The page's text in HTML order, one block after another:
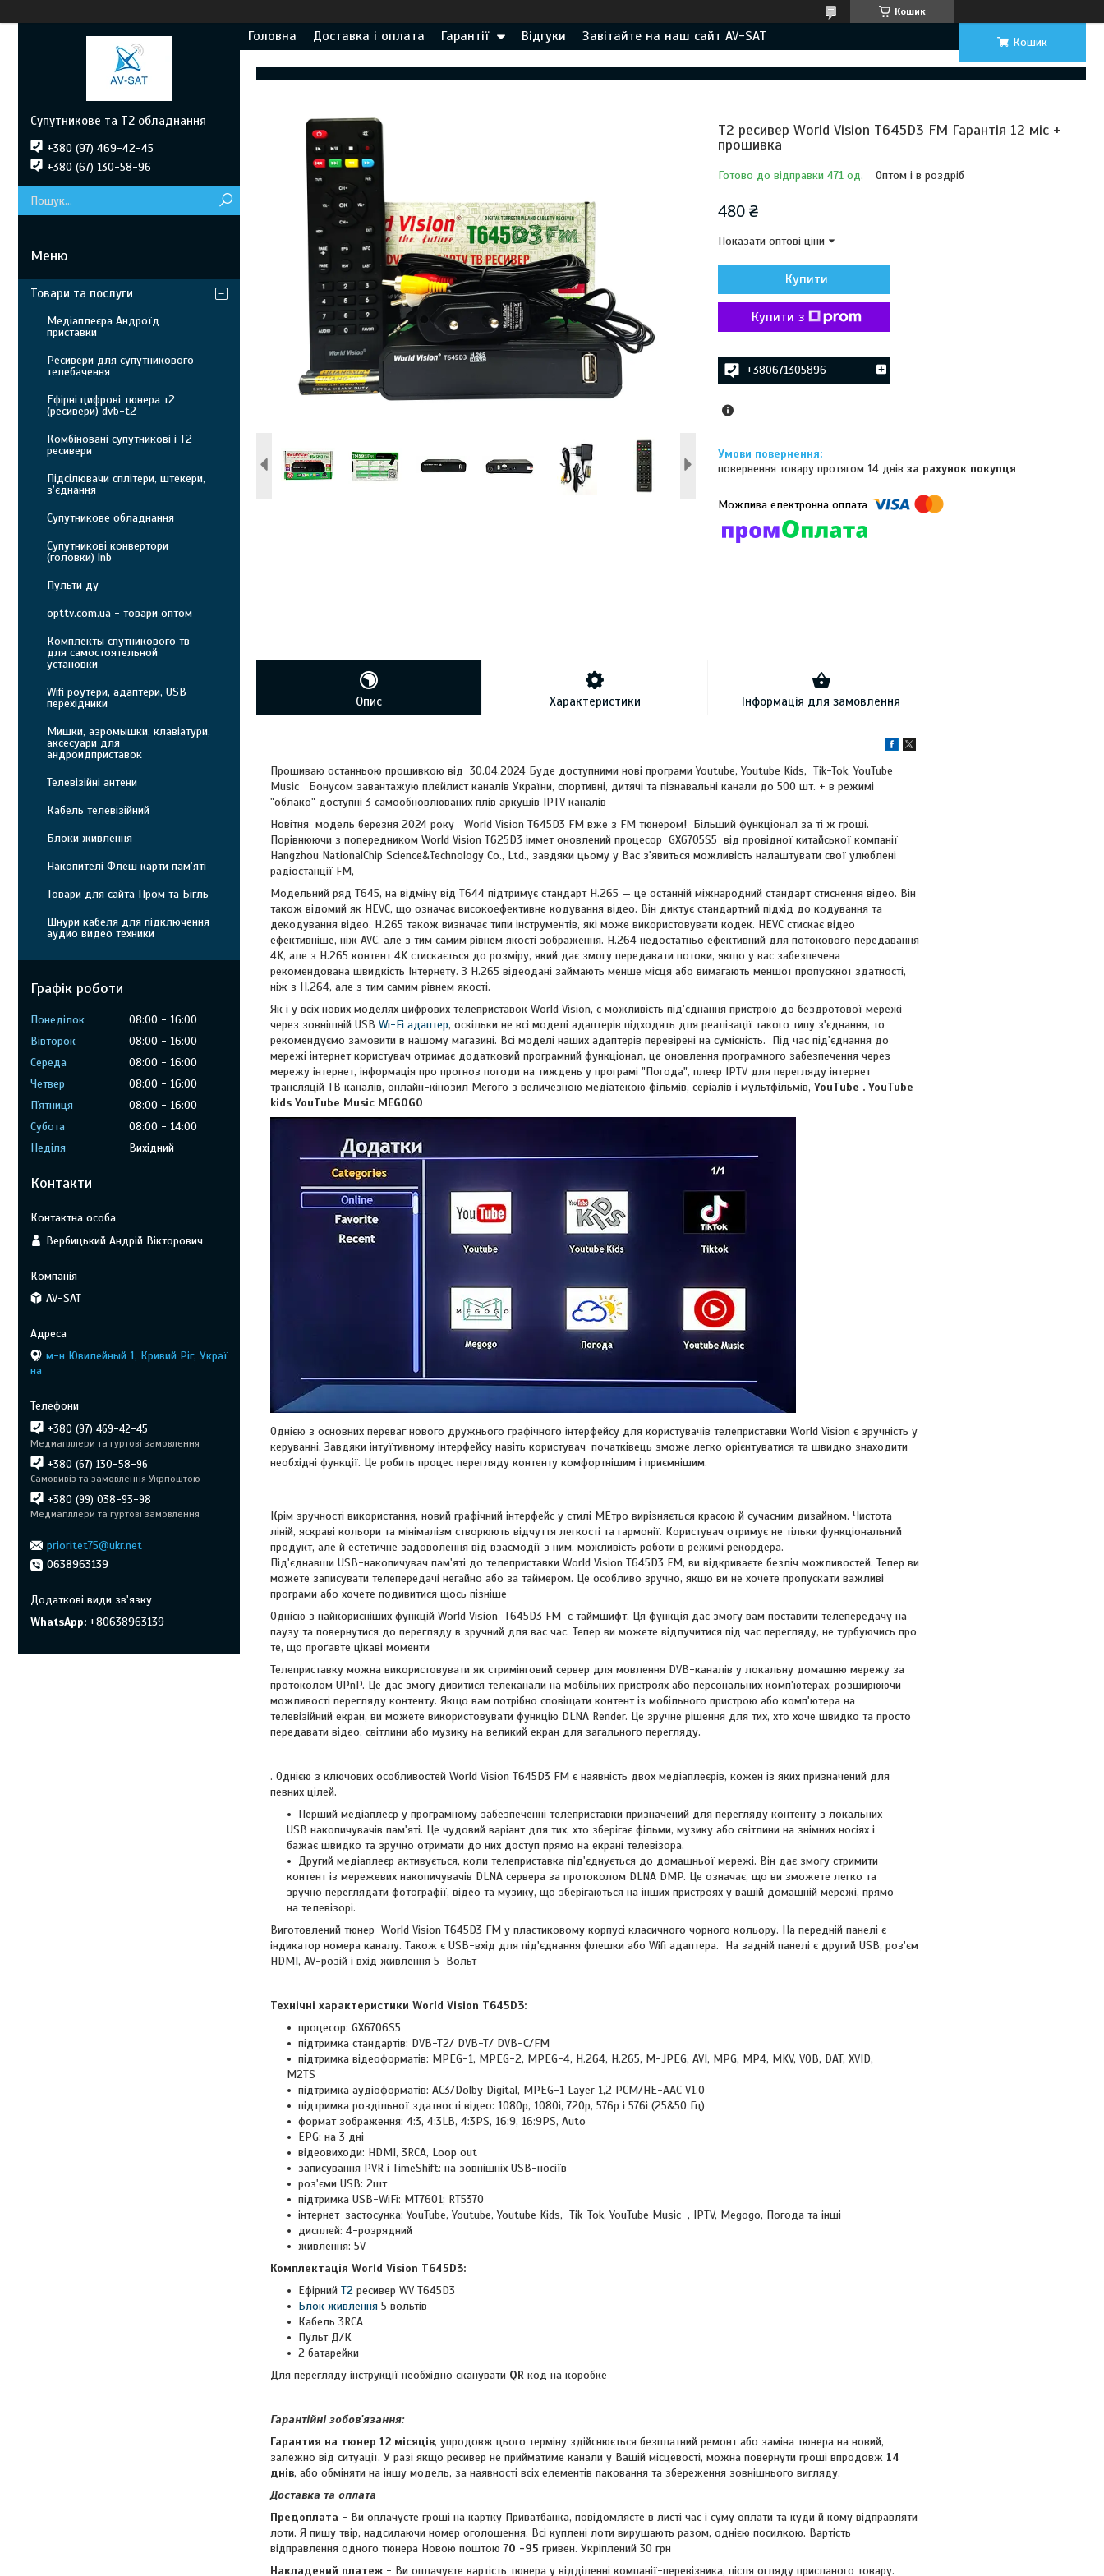
Кошик
Головна Доставка і оплата Гарантії Відгуки Завітайте на наш сайт AV-SAT Кошик
Т2 ресивер World Vision T645D3 FM Гарантія 12 міс +
прошивка
Готово до відправки 471 од. Оптом і в роздріб
480 ₴
Показати оптові ціни
Купити
Купити з
+380671305896
повернення товару протягом 14 днівза рахунок покупця
Опис Характеристики Інформація для замовлення
Прошиваю останньою прошивкою від 30.04.2024 Буде доступними нові програми Youtube, Youtube Kids, Tik-Tok, YouTube
Music Бонусом завантажую плейлист каналів України, спортивні, дитячі та пізнавальні канали до 500 шт. + в режимі
"облако" доступні 3 самообновлюваних плів аркушів IPTV каналів
Новітня модель березня 2024 року World Vision T645D3 FM вже з FM тюнером! Більший функціонал за ті ж гроші.
Порівнюючи з попередником World Vision T625D3 іммет оновлений процесор GX6705S5 від провідної китайської компанії
Hangzhou NationalChip Science&Technology Co., Ltd., завдяки цьому у Вас з'явиться можливість налаштувати свої улюблені
радіостанції FM,
Модельний ряд T645, на відміну від T644 підтримує стандарт H.265 — це останній міжнародний стандарт стиснення відео. Він
також відомий як HEVC, що означає високоефективне кодування відео. Він диктує стандартний підхід до кодування та
декодування відео. H.265 також визначає типи інструментів, які може використовувати кодек. HEVC стискає відео
ефективніше, ніж AVC, але з тим самим рівнем якості зображення. H.264 недостатньо ефективний для потокового передавання
4K, але з H.265 контент 4K стискається до розміру, який дає змогу передавати потоки, якщо у вас забезпечена
рекомендована швидкість Інтернету. З H.265 відеодані займають менше місця або вимагають меншої пропускної здатності,
ніж з H.264, але з тим самим рівнем якості.
Як і у всіх нових моделях цифрових телеприставок World Vision, є можливість під'єднання пристрою до бездротової мережі
через зовнішній USB Wi-Fi адаптер, оскільки не всі моделі адаптерів підходять для реалізації такого типу з'єднання, то
рекомендуємо замовити в нашому магазині. Всі моделі наших адаптерів перевірені на сумісність. Під час під'єднання до
мережі інтернет користувач отримає додатковий програмний функціонал, це оновлення програмного забезпечення через
мережу інтернет, інформація про прогноз погоди на тиждень у програмі "Погода", плеєр IPTV для перегляду інтернет
трансляцій ТВ каналів, онлайн-кінозил Мегого з величезною медіатекою фільмів, серіалів і мультфільмів, YouTube . YouTube
kids YouTube Music MEGOGO
Однією з основних переваг нового дружнього графічного інтерфейсу для користувачів телеприставки World Vision є зручність у
керуванні. Завдяки інтуїтивному інтерфейсу навіть користувач-початківець зможе легко орієнтуватися та швидко знаходити
необхідні функції. Це робить процес перегляду контенту комфортнішим і приємнішим.
Крім зручності використання, новий графічний інтерфейс у стилі МЕтрo вирізняється красою й сучасним дизайном. Чистота
ліній, яскраві кольори та мінімалізм створюють відчуття легкості та гармонії. Користувач отримує не тільки функціональний
продукт, але й естетичне задоволення від взаємодії з ним. можливість роботи в режимі рекордера.
Під'єднавши USB-накопичувач пам'яті до телеприставки World Vision T645D3 FM, ви відкриваєте безліч можливостей. Тепер ви
можете записувати телепередачі негайно або за таймером. Це особливо зручно, якщо ви не хочете пропускати важливі
програми або хочете подивитися щось пізніше
Однією з найкорисніших функцій World Vision T645D3 FM є таймшифт. Ця функція дає змогу вам поставити телепередачу на
паузу та повернутися до перегляду в зручний для вас час. Тепер ви можете відлучитися під час перегляду, не турбуючись про
те, що проґавте цікаві моменти
Телеприставку можна використовувати як стримінговий сервер для мовлення DVB-каналів у локальну домашню мережу за
протоколом UPnP. Це дає змогу дивитися телеканали на мобільних пристроях або персональних комп'ютерах, розширюючи
можливості перегляду контенту. Якщо вам потрібно сповіщати контент із мобільного пристрою або комп'ютера на
телевізійний екран, ви можете використовувати функцію DLNA Render. Це зручне рішення для тих, хто хоче швидко та просто
передавати відео, світлини або музику на великий екран для загального перегляду.
. Однією з ключових особливостей World Vision T645D3 FM є наявність двох медіаплеєрів, кожен із яких призначений для
певних цілей.
Перший медіаплеєр у програмному забезпеченні телеприставки призначений для перегляду контенту з локальних
USB накопичувачів пам'яті. Це чудовий варіант для тих, хто зберігає фільми, музику або світлини на знімних носіях і
бажає швидко та зручно отримати до них доступ прямо на екрані телевізора.
Другий медіаплеєр активується, коли телеприставка під'єднується до домашньої мережі. Він дає змогу стримити
контент із мережевих накопичувачів DLNA сервера за протоколом DLNA DMP. Це означає, що ви зможете легко та
зручно переглядати фотографії, відео та музику, що зберігаються на інших пристроях у вашій домашній мережі, прямо
на телевізорі.
Виготовлений тюнер World Vision T645D3 FM у пластиковому корпусі класичного чорного кольору. На передній панелі є
індикатор номера каналу. Також є USB-вхід для під'єднання флешки або Wifi адаптера. На задній панелі є другий USB, роз'єм
HDMI, AV-розій і вхід живлення 5 Вольт
Технічні характеристики World Vision T645D3:
процесор: GX6706S5
підтримка стандартів: DVB-T2/ DVB-T/ DVB-C/FM
підтримка відеоформатів: MPEG-1, MPEG-2, MPEG-4, H.264, H.265, M-JPEG, AVI, MPG, MP4, MKV, VOB, DAT, XVID,
M2TS
підтримка аудіоформатів: АС3/Dolby Digital, MPEG-1 Layer 1,2 PCM/HE-AAC V1.0
підтримка роздільної здатності відео: 1080p, 1080i, 720p, 576p і 576i (25&50 Гц)
формат зображення: 4:3, 4:3LB, 4:3PS, 16:9, 16:9PS, Auto
EPG: на 3 дні
відеовиходи: HDMI, 3RCA, Loop out
записування PVR і TimeShift: на зовнішніх USB-носіїв
роз'єми USB: 2шт
підтримка USB-WiFi: MT7601; RT5370
інтернет-застосунка: YouTube, Youtube, Youtube Kids, Tik-Tok, YouTube Music , IPTV, Megogo, Погода та інші
дисплей: 4-розрядний
живлення: 5V
Комплектація World Vision Т645D3:
Ефірний Т2 ресивер WV T645D3
Блок живлення 5 вольтів
Кабель 3RCA
Пульт Д/К
2 батарейки
Для перегляду інструкції необхідно сканувати QR код на коробке
Гарантійні зобов'язання:
Гарантия на тюнер 12 місяців, упродовж цього терміну здійснюється безплатний ремонт або заміна тюнера на новий,
залежно від ситуації. У разі якщо ресивер не прийматиме канали у Вашій місцевості, можна повернути гроші впродовж 14
днів, або обміняти на іншу модель, за наявності всіх елементів паковання та збереження зовнішнього вигляду.
Доставка та оплата
Предоплата - Ви оплачуєте гроші на картку Приватбанка, повідомляєте в листі час і суму оплати та куди й кому відправляти
лоти. Я пишу твір, надсилаючи номер оголошення. Всі куплені лоти вирушають разом, однією посилкою. Вартість
відправлення одного тюнера Новою поштою 70 -95 гривен. Укріплений 30 грн
Накладений платеж - Ви оплачуєте вартість тюнера у відділенні компанії-перевізника, після огляду присланого товару.
Супутникове та Т2 обладнання
+380 (97) 469-42-45
+380 (67) 130-58-96
Товари та послуги
Медіаплеєра Андроїд
приставки
Ресивери для супутникового
телебачення
Ефірні цифрові тюнера т2
(ресивери) dvb-t2
Комбіновані супутникові і Т2
ресивери
Підсілювачи сплітери, штекери,
з’єднання
Супутникове обладнання
Супутникові конвертори
(головки) lnb
Пульти ду
opttv.com.ua - товари оптом
Комплекты спутникового тв
для самостоятельной
установки
Wifi роутери, адаптери, USB
перехідники
Мишки, аэромышки, клавіатури,
аксесуари для
андроидприставок
Телевізійні антени
Кабель телевізійний
Блоки живлення
Накопителі Флеш карти пам’яті
Товари для сайта Пром та Бігль
Шнури кабеля для підключення
аудио видео техники
Графік роботи
Понеділок 08:00
16:00
Вівторок
08:00
16:00
Середа
08:00
16:00
Четвер
08:00
16:00
Пʼятниця
08:00
16:00
Субота
08:00
14:00
Неділя
Вихідний
Контакти
Вербицький Андрій Вікторович
AV-SAT
м-н Ювилейный 1, Кривий Ріг, Украї
на
+380 (97) 469-42-45
Медиапллери та гуртові замовлення
+380 (67) 130-58-96
Самовивіз та замовлення Укрпоштою
+380 (99) 038-93-98
Медиапллери та гуртові замовлення
prioritet75@ukr.net
0638963139
WhatsApp +80638963139